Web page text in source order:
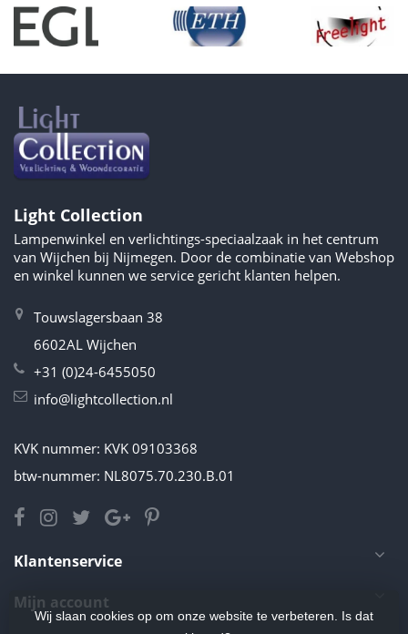
Light Collection
Lampenwinkel en verlichtings-speciaalzaak in het centrum
van Wijchen bij Nijmegen. Door de combinatie van Webshop
en winkel kunnen we service gericht klanten helpen.
Touwslagersbaan 38
6602AL Wijchen
+31 (0)24-6455050
info@lightcollection.nl
KVK nummer: KVK 09103368
btw-nummer: NL8075.70.230.B.01
Klantenservice
Mijn account
Wij slaan cookies op om onze website te verbeteren. Is dat